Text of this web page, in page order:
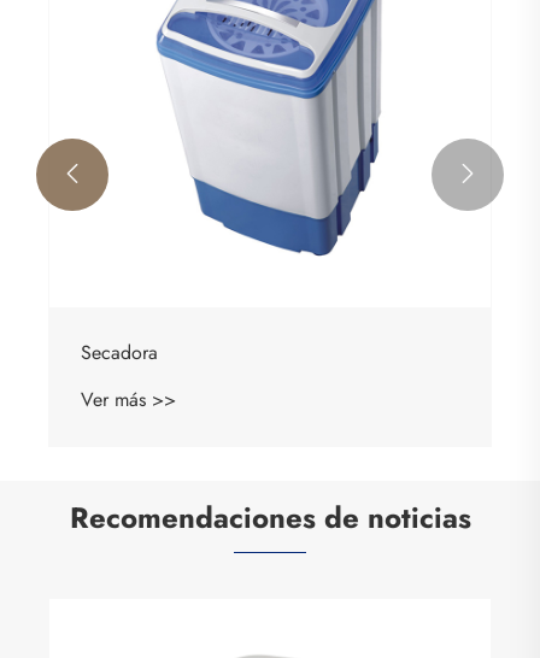
 
Recomendaciones de noticias